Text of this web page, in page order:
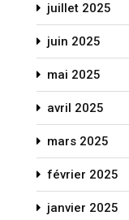
juillet 2025
juin 2025
mai 2025
avril 2025
mars 2025
février 2025
janvier 2025